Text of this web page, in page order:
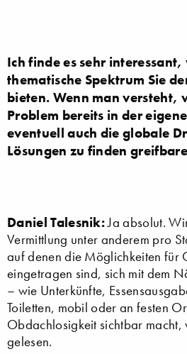
Ich finde es sehr
thematische Spektrum Sie
bieten. Wenn man versteht,
Problem bereits in der
eventuell auch die globale
Lösungen zu finden
Daniel Talesnik:Ja absolut.
Vermittlung unter anderem pro
auf denen die Möglichkeiten für
eingetragen sind, sich mit dem
– wie Unterkünfte,
Toiletten, mobil oder an festen
Obdachlosigkeit sichtbar
gelesen.